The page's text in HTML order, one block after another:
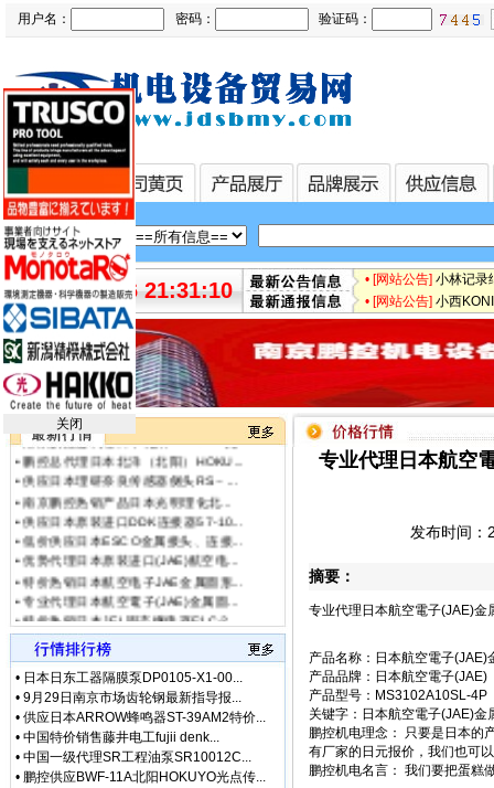
用户名： 密码： 验证码：
2026-08-06 21:31:10
• [网站公告] 专业销售
• [网站公告] 日本日东
• [网站公告] 【鹏控代
• [网站公告] 增田
• [网站公告] 太平贸易
• [网站公告] 小林记录
• [网站公告] 小西
• [网站公告] 2019-
• [网站公告] 指月制作
• [网站公告]
• [网站公告] 昭和技研
• [网站公告]
• [网站公告]
松下控
• [网站公告] 松下行程
• [网站公告] 英格索兰
• [网站公告] 低价格东
• [最新快讯] 阿里巴巴
• [网站公告] 一般纳税
• [最新通知] 独家代理
• [网站公告] 独家代理
• [最新通知] 独家代理
• [最新快讯] 独家代理
•日本日东工器隔膜泵DP0105-X1-00...
• 9月29日南京市场齿轮钢最新指导报...
•供应日本ARROW蜂鸣器ST-39AM2特价...
•中国特价销售藤井电工fujii denk...
•中国一级代理SR工程油泵SR10012C...
• 鹏控供应BWF-11A北阳HOKUYO光点传...
• 供应北洋（北阳）HOKUYO传感器PF...
•一级代理日本北洋（北阳）HOKUYO...
•厂家直销北洋（北阳）HOKUYO电机...
南京鹏控总代理日本北阳HOKUYO光...
•鹏控总代理日本北洋（北阳）HOKU...
•供应日本理研奈良传感器侧头RS－...
•南京鹏控热销产品日本光明理化北...
•供应日本原装进口DDK连接器57-10...
•低价供应日本ESCO金属接头、连接...
•优势代理日本原装进口(JAE)航空电...
•特价热销日本航空电子JAE金属圆形...
•专业代理日本航空電子(JAE)金属圆...
•特价热销日本JEL固态继电器F1C-2...
•中国总代理日本NIPPON AUTOMATIO...
• 日本日东工器隔膜泵DP0105-X1-00...
• 9月29日南京市场齿轮钢最新指导报...
• 供应日本ARROW蜂鸣器ST-39AM2特价...
• 中国特价销售藤井电工fujii denk...
• 中国一级代理SR工程油泵SR10012C...
• 鹏控供应BWF-11A北阳HOKUYO光点传...
专业代理日本航空
发布时间
摘要：
专业代理日本航空電子(JAE)
产品名称：日本航空電子
产品品牌：日本航空電子(JAE)
产品型号：MS3102A10SL-4P
关键字：日本航空電子(JAE)
鹏控机电理念： 只要是日本的
有厂家的日元报价，我们也可
鹏控机电名言： 我们要把蛋糕
关闭